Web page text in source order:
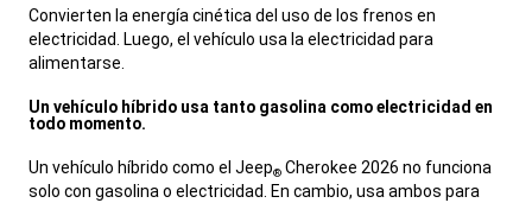
Convierten la energía cinética del uso de los frenos en
electricidad. Luego, el vehículo usa la electricidad para
alimentarse.
Un vehículo híbrido usa tanto gasolina como electricidad en
todo momento.
Un vehículo híbrido como el Jeep® Cherokee 2026 no funciona
solo con gasolina o electricidad. En cambio, usa ambos para